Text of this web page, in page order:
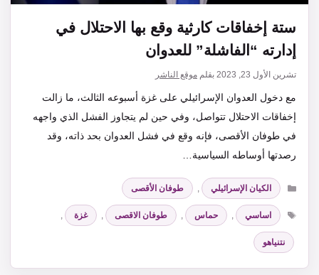
ستة إخفاقات كارثية وقع بها الاحتلال في
إدارته “الفاشلة” للعدوان
تشرين الأول 23, 2023 بقلم موقع الناشر
مع دخول العدوان الإسرائيلي على غزة أسبوعه الثالث، ما زالت
إخفاقات الاحتلال تتواصل، وفي حين لم يتجاوز الفشل الذي واجهه
في طوفان الأقصى، فإنه وقع في فشل العدوان بحد ذاته، وقد
رصدتها أوساطه السياسية…
التصنيفات
الكيان الإسرائيلي ,
طوفان الأقصى
الوسوم
اساسي , حماس , طوفان الاقصى , غزة ,
نتنياهو